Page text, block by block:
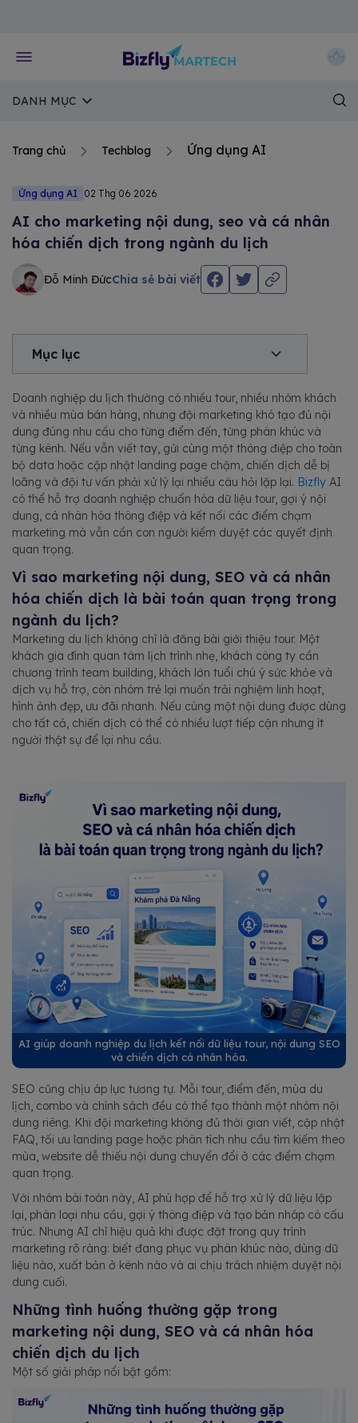
DANH MỤC
Trang chủ Techblog Ứng dụng AI
Ứng dụng AI 02 Thg 06 2026
AI cho marketing nội dung, seo và cá nhân
hóa chiến dịch trong ngành du lịch
Đỗ Minh ĐứcChia sẻ bài viết
Mục lục
Doanh nghiệp du lịch thường có nhiều tour, nhiều nhóm khách
và nhiều mùa bán hàng, nhưng đội marketing khó tạo đủ nội
dung đúng nhu cầu cho từng điểm đến, từng phân khúc và
từng kênh. Nếu vẫn viết tay, gửi cùng một thông điệp cho toàn
bộ data hoặc cập nhật landing page chậm, chiến dịch dễ bị
loãng và đội tư vấn phải xử lý lại nhiều câu hỏi lặp lại. Bizfly AI
có thể hỗ trợ doanh nghiệp chuẩn hóa dữ liệu tour, gợi ý nội
dung, cá nhân hóa thông điệp và kết nối các điểm chạm
marketing mà vẫn cần con người kiểm duyệt các quyết định
quan trọng.
Vì sao marketing nội dung, SEO và cá nhân
hóa chiến dịch là bài toán quan trọng trong
ngành du lịch?
Marketing du lịch không chỉ là đăng bài giới thiệu tour. Một
khách gia đình quan tâm lịch trình nhẹ, khách công ty cần
chương trình team building, khách lớn tuổi chú ý sức khỏe và
dịch vụ hỗ trợ, còn nhóm trẻ lại muốn trải nghiệm linh hoạt,
hình ảnh đẹp, ưu đãi nhanh. Nếu cùng một nội dung được dùng
cho tất cả, chiến dịch có thể có nhiều lượt tiếp cận nhưng ít
người thật sự để lại nhu cầu.
AI giúp doanh nghiệp du lịch kết nối dữ liệu tour, nội dung SEO
và chiến dịch cá nhân hóa.
SEO cũng chịu áp lực tương tự. Mỗi tour, điểm đến, mùa du
lịch, combo và chính sách đều có thể tạo thành một nhóm nội
dung riêng. Khi đội marketing không đủ thời gian viết, cập nhật
FAQ, tối ưu landing page hoặc phân tích nhu cầu tìm kiếm theo
mùa, website dễ thiếu nội dung chuyển đổi ở các điểm chạm
quan trọng.
Với nhóm bài toán này, AI phù hợp để hỗ trợ xử lý dữ liệu lặp
lại, phân loại nhu cầu, gợi ý thông điệp và tạo bản nháp có cấu
trúc. Nhưng AI chỉ hiệu quả khi được đặt trong quy trình
marketing rõ ràng: biết đang phục vụ phân khúc nào, dùng dữ
liệu nào, xuất bản ở kênh nào và ai chịu trách nhiệm duyệt nội
dung cuối.
Những tình huống thường gặp trong
marketing nội dung, SEO và cá nhân hóa
chiến dịch du lịch
Một số giải pháp nổi bật gồm: